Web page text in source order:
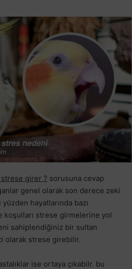
strese girer ? sorusuna cevap
genel olarak son derece zeki
hayatlarında bazı
koşulları strese girmelerine yol
sahiplendiğiniz bir sultan
olarak strese girebilir.
ise ortaya çıkabilr. bu